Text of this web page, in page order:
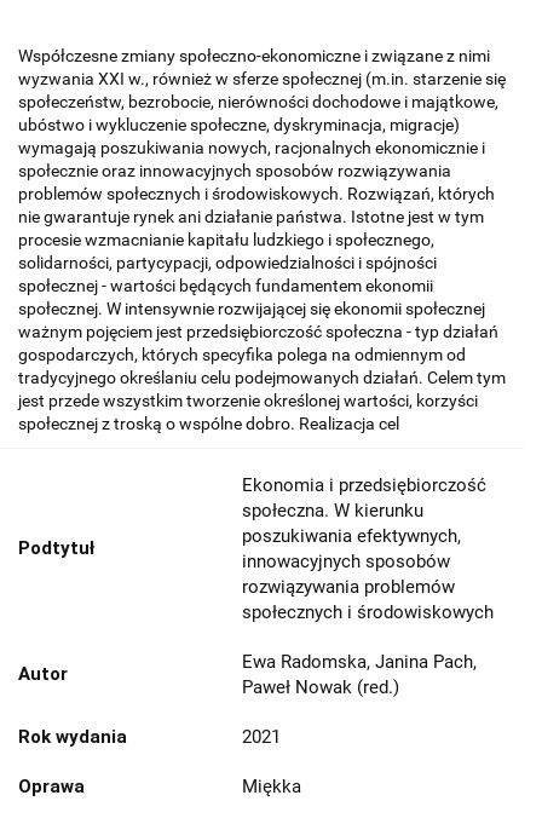
Współczesne zmiany społeczno-ekonomiczne i związane z nimi
wyzwania XXI w., również w sferze społecznej (m.in. starzenie się
społeczeństw, bezrobocie, nierówności dochodowe i majątkowe,
ubóstwo i wykluczenie społeczne, dyskryminacja, migracje)
wymagają poszukiwania nowych, racjonalnych ekonomicznie i
społecznie oraz innowacyjnych sposobów rozwiązywania
problemów społecznych i środowiskowych. Rozwiązań, których
nie gwarantuje rynek ani działanie państwa. Istotne jest w tym
procesie wzmacnianie kapitału ludzkiego i społecznego,
solidarności, partycypacji, odpowiedzialności i spójności
społecznej - wartości będących fundamentem ekonomii
społecznej. W intensywnie rozwijającej się ekonomii społecznej
ważnym pojęciem jest przedsiębiorczość społeczna - typ działań
gospodarczych, których specyfika polega na odmiennym od
tradycyjnego określaniu celu podejmowanych działań. Celem tym
jest przede wszystkim tworzenie określonej wartości, korzyści
społecznej z troską o wspólne dobro. Realizacja cel
Podtytuł
Ekonomia i przedsiębiorczość
społeczna. W kierunku
poszukiwania efektywnych,
innowacyjnych sposobów
rozwiązywania problemów
społecznych i środowiskowych
Autor
Ewa Radomska, Janina Pach,
Paweł Nowak (red.)
Rok wydania 2021
Oprawa Miękka